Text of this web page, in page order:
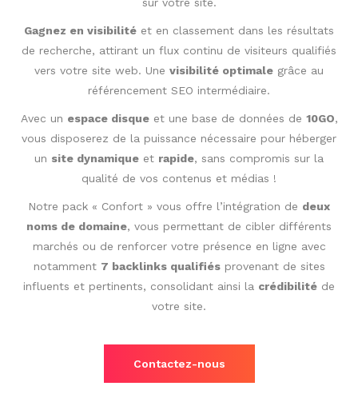
Gagnez en visibilité et en classement dans les résultats
de recherche, attirant un flux continu de visiteurs qualifiés
vers votre site web. Une visibilité optimale grâce au
référencement SEO intermédiaire.
Avec un espace disqueet une base de données de 10GO,
vous disposerez de la puissance nécessaire pour héberger
un site dynamique et rapide, sans compromis sur la
qualité de vos contenus et médias !
Notre pack « Confort » vous offre l’intégration de deux
noms de domaine, vous permettant de cibler différents
marchés ou de renforcer votre présence en ligne avec
notamment 7 backlinks qualifiésprovenant de sites
influents et pertinents, consolidant ainsi la crédibilité de
votre site.
Contactez-nous